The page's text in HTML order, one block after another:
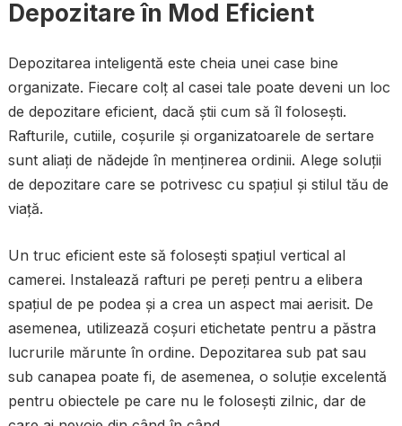
Depozitare în Mod Eficient
Depozitarea inteligentă este cheia unei case bine
organizate. Fiecare colț al casei tale poate deveni un loc
de depozitare eficient, dacă știi cum să îl folosești.
Rafturile, cutiile, coșurile și organizatoarele de sertare
sunt aliați de nădejde în menținerea ordinii. Alege soluții
de depozitare care se potrivesc cu spațiul și stilul tău de
viață.
Un truc eficient este să folosești spațiul vertical al
camerei. Instalează rafturi pe pereți pentru a elibera
spațiul de pe podea și a crea un aspect mai aerisit. De
asemenea, utilizează coșuri etichetate pentru a păstra
lucrurile mărunte în ordine. Depozitarea sub pat sau
sub canapea poate fi, de asemenea, o soluție excelentă
pentru obiectele pe care nu le folosești zilnic, dar de